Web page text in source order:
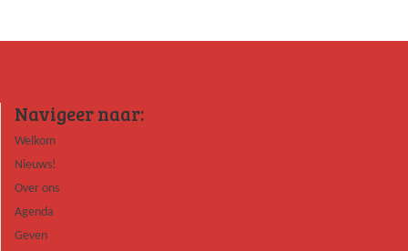
Navigeer naar:
Welkom
Nieuws!
Over ons
Agenda
Geven